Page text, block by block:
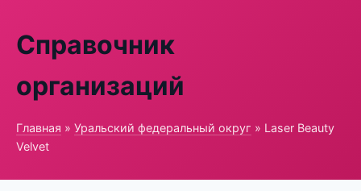
Справочник
организаций
Главная » Уральский федеральный округ » Laser Beauty
Velvet